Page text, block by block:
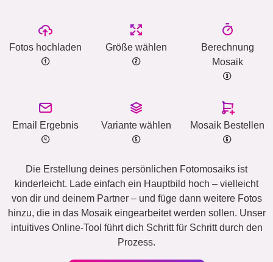
Fotos hochladen Größe wählen
Berechnung
Mosaik
Email Ergebnis Variante wählen Mosaik Bestellen
Die Erstellung deines persönlichen Fotomosaiks ist
kinderleicht. Lade einfach ein Hauptbild hoch – vielleicht
von dir und deinem Partner – und füge dann weitere Fotos
hinzu, die in das Mosaik eingearbeitet werden sollen. Unser
intuitives Online-Tool führt dich Schritt für Schritt durch den
Prozess.